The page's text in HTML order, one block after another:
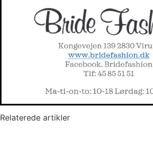
Relaterede artikler